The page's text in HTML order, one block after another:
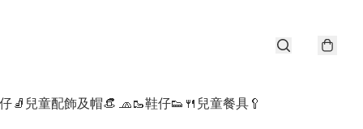
🧦 兒童配飾及帽👒 🧢🥾鞋仔👟 🍴兒童餐具🥄